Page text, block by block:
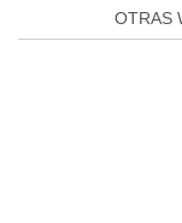
OTRAS